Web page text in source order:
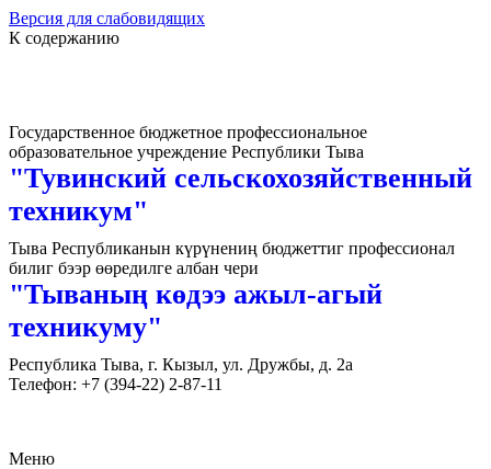
Версия для слабовидящих
К содержанию
Государственное бюджетное профессиональное
образовательное учреждение Республики Тыва
"Тувинский сельскохозяйственный
техникум"
Тыва Республиканын күрүнениң бюджеттиг профессионал
билиг бээр өөредилге албан чери
"Тываның көдээ ажыл-агый
техникуму"
Республика Тыва, г. Кызыл, ул. Дружбы, д. 2а
Телефон: +7 (394-22) 2-87-11
Меню